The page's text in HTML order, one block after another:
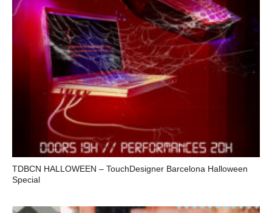
TDBCN HALLOWEEN – TouchDesigner Barcelona Halloween
Special